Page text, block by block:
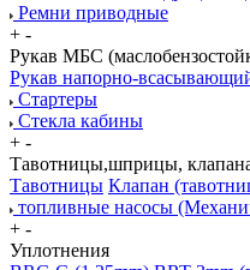
Ремни приводные
+ -
Рукав МБС
Рукав напорно-
Стартеры
Стекла кабины
+ -
Тавотницы,шприцы,
Тавотницы Клапан
топливные насосы
+ -
Уплотнения